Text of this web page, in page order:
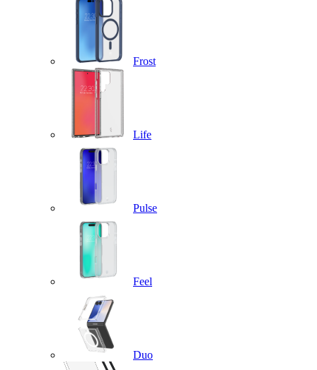
Frost
Life
Pulse
Feel
Duo